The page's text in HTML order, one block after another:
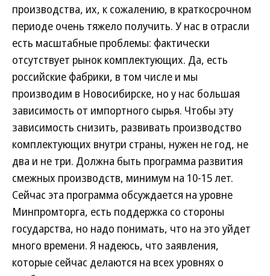
производства, их, к сожалению, в краткосрочном
периоде очень тяжело получить. У нас в отрасли
есть масштабные проблемы: фактически
отсутствует рынок комплектующих. Да, есть
российские фабрики, в том числе и мы
производим в Новосибирске, но у нас большая
зависимость от импортного сырья. Чтобы эту
зависимость снизить, развивать производство
комплектующих внутри страны, нужен не год, не
два и не три. Должна быть программа развития
смежных производств, минимум на 10-15 лет.
Сейчас эта программа обсуждается на уровне
Минпромторга, есть поддержка со стороны
государства, но надо понимать, что на это уйдет
много времени. Я надеюсь, что заявления,
которые сейчас делаются на всех уровнях о